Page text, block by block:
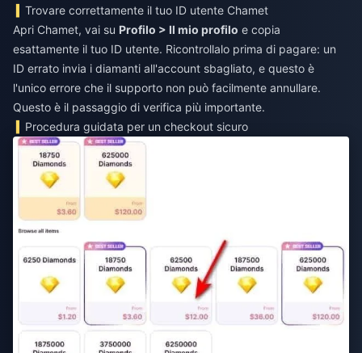
Trovare correttamente il tuo ID utente Chamet
Apri Chamet, vai su Profilo > Il mio profilo e copia
esattamente il tuo ID utente. Ricontrollalo prima di pagare: un
ID errato invia i diamanti all'account sbagliato, e questo è
l'unico errore che il supporto non può facilmente annullare.
Questo è il passaggio di verifica più importante.
Procedura guidata per un checkout sicuro